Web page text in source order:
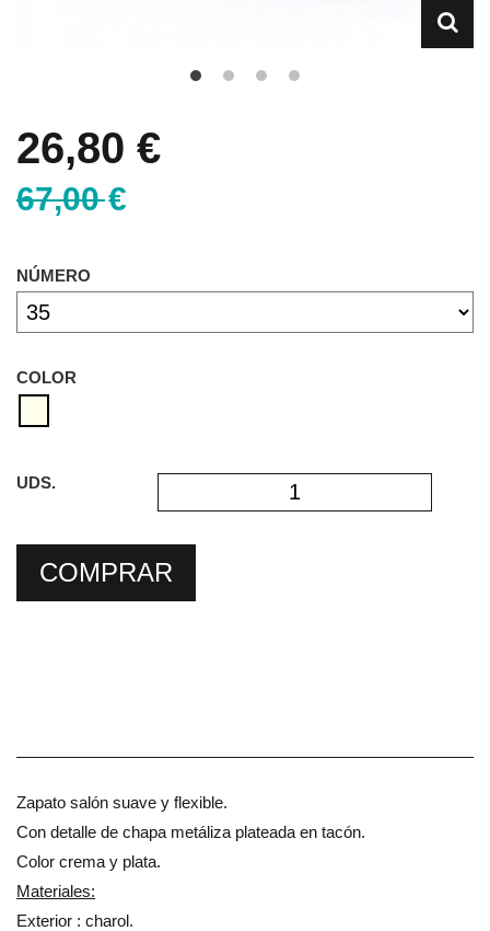
26,80 €
67,00 €
NÚMERO
COLOR
UDS.
COMPRAR
Zapato salón suave y flexible.
Con detalle de chapa metáliza plateada en tacón.
Color crema y plata.
Materiales:
Exterior : charol.